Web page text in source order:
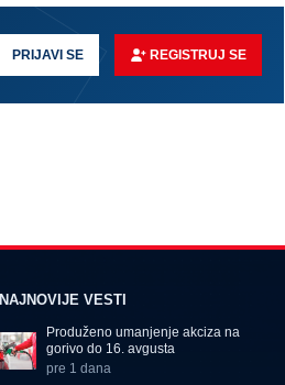
PRIJAVI SE REGISTRUJ SE
NAJNOVIJE VESTI
Produženo umanjenje akciza na
gorivo do 16. avgusta
pre 1 dana